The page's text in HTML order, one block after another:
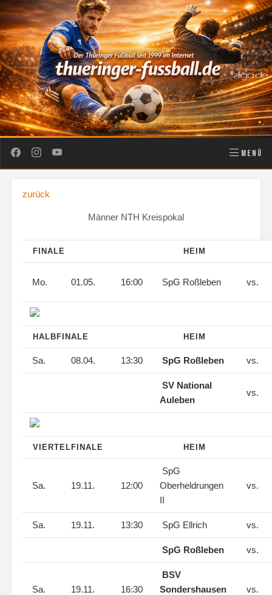
MENÜ
zurück
Männer NTH Kreispokal
FINALE HEIM
Mo. 01.05. 16:00 SpG Roßleben vs.
HALBFINALE HEIM
Sa. 08.04. 13:30 SpG Roßleben vs.
SV National
Auleben
vs.
VIERTELFINALE HEIM
Sa. 19.11. 12:00
SpG
Oberheldrungen
II
vs.
Sa. 19.11. 13:30 SpG Ellrich vs.
SpG Roßleben vs.
Sa. 19.11. 16:30
BSV
Sondershausen
vs.